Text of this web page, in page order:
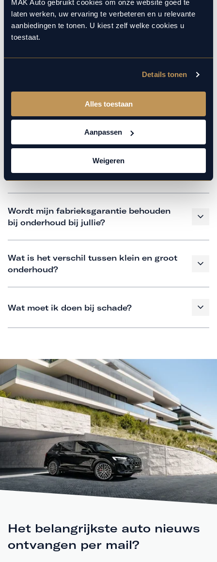
MAK Auto gebruikt cookies om onze website goed te
laten werken, uw ervaring te verbeteren en u relevante
aanbiedingen te tonen. U kiest zelf welke cookies u
toestaat.
Details tonen
Alles toestaan
Aanpassen
Weigeren
verzorgen het onderhoud op hetzelfde niveau als een
merkdealer, met behoud van de fabrieksgarantie. Kom
gerust langs in onze werkplaats voor een APK of een
Hoe weet ik welk onderhoud mijn
auto nodig heeft en wanneer?
Is vervangend vervoer mogelijk?
Wordt mijn fabrieksgarantie behouden
bij onderhoud bij jullie?
Wat is het verschil tussen klein en groot
onderhoud?
Wat moet ik doen bij schade?
Het belangrijkste auto nieuws
ontvangen per mail?